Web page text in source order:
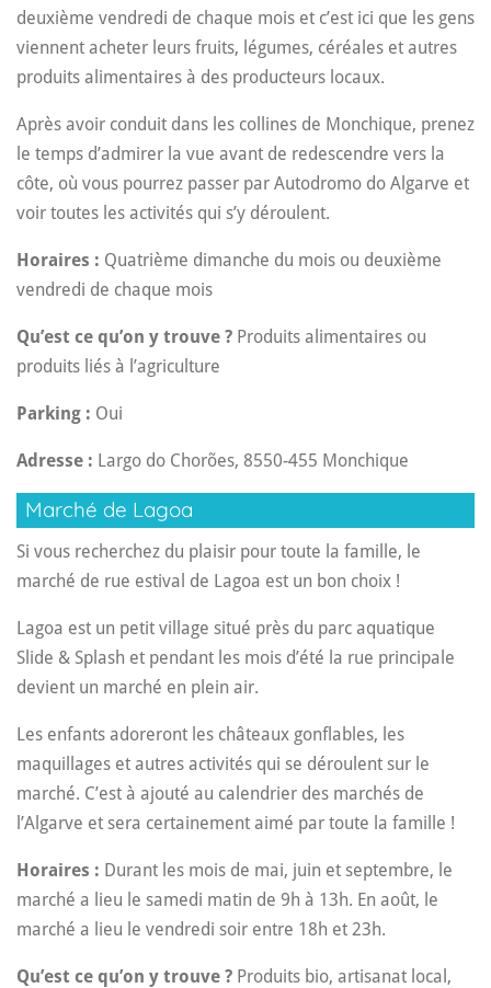
deuxième vendredi de chaque mois et c’est ici que les gens
viennent acheter leurs fruits, légumes, céréales et autres
produits alimentaires à des producteurs locaux.
Après avoir conduit dans les collines de Monchique, prenez
le temps d’admirer la vue avant de redescendre vers la
côte, où vous pourrez passer par Autodromo do Algarve et
voir toutes les activités qui s’y déroulent.
Horaires : Quatrième dimanche du mois ou deuxième
vendredi de chaque mois
Qu’est ce qu’on y trouve ? Produits alimentaires ou
produits liés à l’agriculture
Parking : Oui
Adresse : Largo do Chorões, 8550-455 Monchique
Marché de Lagoa
Si vous recherchez du plaisir pour toute la famille, le
marché de rue estival de Lagoa est un bon choix !
Lagoa est un petit village situé près du parc aquatique
Slide & Splash et pendant les mois d’été la rue principale
devient un marché en plein air.
Les enfants adoreront les châteaux gonflables, les
maquillages et autres activités qui se déroulent sur le
marché. C’est à ajouté au calendrier des marchés de
l’Algarve et sera certainement aimé par toute la famille !
Horaires : Durant les mois de mai, juin et septembre, le
marché a lieu le samedi matin de 9h à 13h. En août, le
marché a lieu le vendredi soir entre 18h et 23h.
Qu’est ce qu’on y trouve ? Produits bio, artisanat local,